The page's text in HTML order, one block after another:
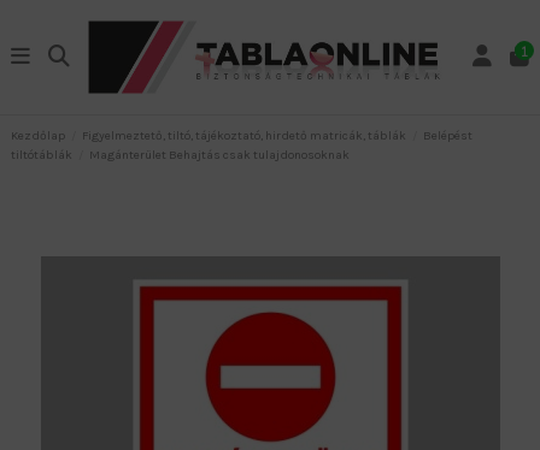
1
Kezdőlap Figyelmeztető, tiltó, tájékoztató, hirdető matricák, táblák
Belépést
tiltótáblák
Magánterület Behajtás csak tulajdonosoknak